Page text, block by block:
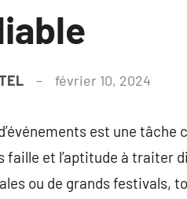
février 10, 2024
est une
faille et l’aptitude à traiter
ou de grands festivals,